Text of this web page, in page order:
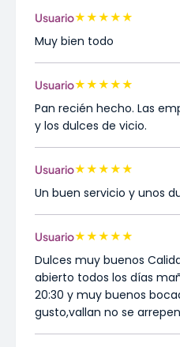
Usuario★★★★★
Muy bien todo
Usuario★★★★★
Pan recién hecho. Las
y los dulces de vicio.
Usuario★★★★★
Un buen servicio y unos
Usuario★★★★★
Dulces muy buenos
abierto todos los días
20:30 y muy buenos
gusto,vallan no se